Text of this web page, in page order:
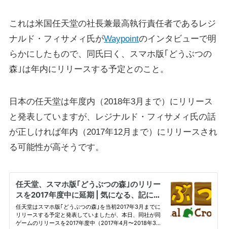
これは米国任天堂の社長兼最高執行責任者であるレジ
ナルド・フィサメィ氏がWaypointのインタビューで明
らかにしたもので、同氏曰く、スマホ版｢どうぶつの
森｣は年内にリリースする予定とのこと。
日本の任天堂は年度内（2018年3月まで）にリリース
と発表していますが、レジナルド・フィサメィ氏の話
が正しければ年内（2017年12月まで）にリリースされ
る可能性が高そうです。